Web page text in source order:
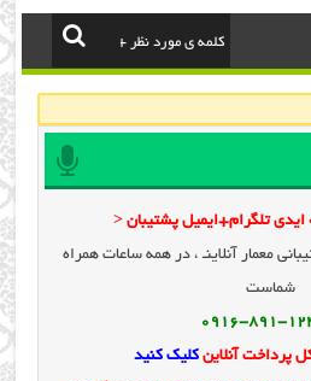
ایدی تلگرام+ایمیل پشتیبان <
معمار آنلاینـ ، در همه ساعات همراه
شماست
پرداخت آنلاینکلیک کنید